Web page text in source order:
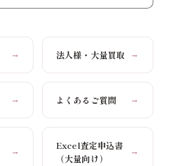
→ 法人様・大量買取 →
→ よくあるご質問 →
→
Excel査定申込書
（大量向け）
→